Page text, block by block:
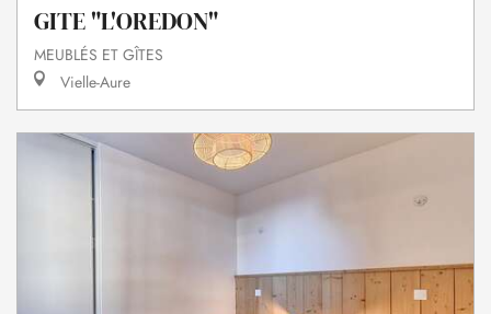
GITE "L'OREDON"
MEUBLÉS ET GÎTES
Vielle-Aure